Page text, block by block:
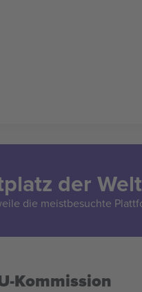
der
die meistbesuchte
Kommission